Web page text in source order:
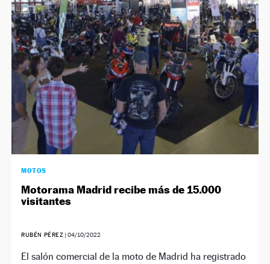
NEWSLETTER
SÍGUENOS
MOTOS
Motorama Madrid recibe más de 15.000
visitantes
RUBÉN PÉREZ |04/10/2022
El salón comercial de la moto de Madrid ha registrado